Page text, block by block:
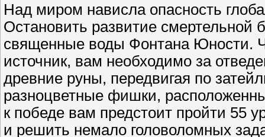
Над миром нависла опасность
Остановить развитие смертельной
священные воды Фонтана Юности.
источник, вам необходимо за
древние руны, передвигая по
разноцветные фишки,
к победе вам предстоит пройти 55
и решить немало головоломных